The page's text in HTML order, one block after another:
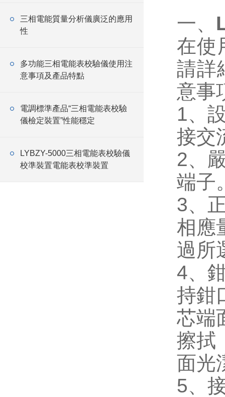
三相電能質量分析儀廣泛的應用
性
多功能三相電能表校驗儀使用注
意事項及產品特點
電調標準產品“三相電能表校驗
儀檢定裝置”性能穩定
LYBZY-5000三相電能表校驗儀
校準裝置電能表校準裝置
一、
在使
請詳
意事
1、
接交
2、
端子
3、
相應
過所
4、
持鉗
芯端
擦拭
面光
5、